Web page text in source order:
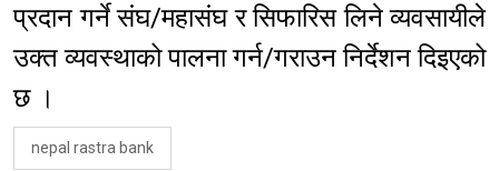
प्रदान गर्ने संघ/महासंघ र सिफारिस लिने व्यवसायीले
उक्त व्यवस्थाको पालना गर्न/गराउन निर्देशन दिइएको
छ ।
nepal rastra bank